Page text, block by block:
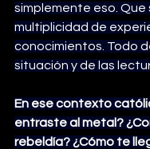
simplemente eso. Que
multiplicidad de
conocimientos. Todo
situación y de las
En ese contexto
entraste al metal?
rebeldía? ¿Cómo te